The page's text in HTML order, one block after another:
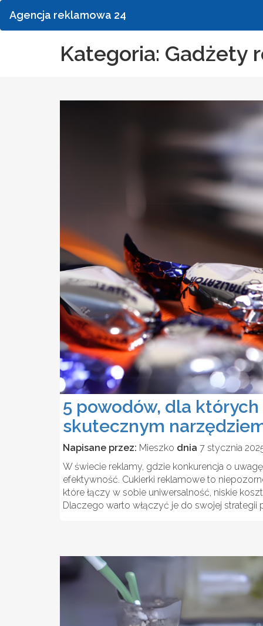
Agencja reklamowa 24
Kategoria: Gadżety
5 powodów, dla
skutecznym
Napisane przez: Mieszko dnia 7 stycznia
W świecie reklamy, gdzie konkurencja o
efektywność. Cukierki reklamowe to
które łączy w sobie uniwersalność, niskie
Dlaczego warto włączyć je do swojej